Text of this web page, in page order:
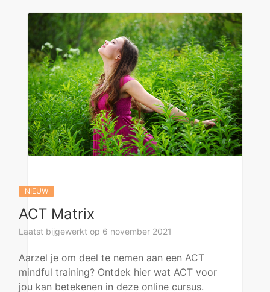
NIEUW
ACT Matrix
Laatst bijgewerkt op 6 november 2021
Aarzel je om deel te nemen aan een ACT
mindful training? Ontdek hier wat ACT voor
jou kan betekenen in deze online cursus.